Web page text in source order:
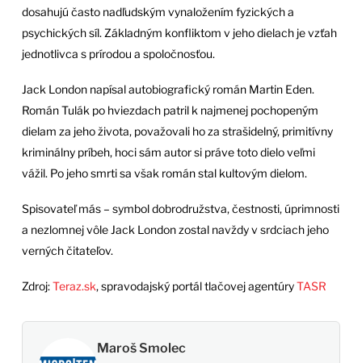
dosahujú často nadľudským vynaložením fyzických a
psychických síl. Základným konfliktom v jeho dielach je vzťah
jednotlivca s prírodou a spoločnosťou.
Jack London napísal autobiografický román Martin Eden.
Román Tulák po hviezdach patril k najmenej pochopeným
dielam za jeho života, považovali ho za strašidelný, primitívny
kriminálny príbeh, hoci sám autor si práve toto dielo veľmi
vážil. Po jeho smrti sa však román stal kultovým dielom.
Spisovateľ más – symbol dobrodružstva, čestnosti, úprimnosti
a nezlomnej vôle Jack London zostal navždy v srdciach jeho
verných čitateľov.
Zdroj:Teraz.sk, spravodajský portál tlačovej agentúryTASR
Maroš Smolec